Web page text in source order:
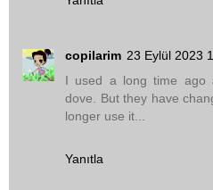
copilarim 23 Eylül 2023
I used a long time ago
dove. But they have
longer use it...
Yanıtla